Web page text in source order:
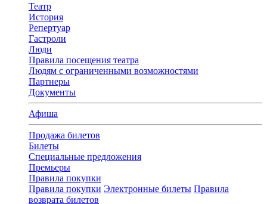
Театр
История
Репертуар
Гастроли
Люди
Правила посещения театра
Людям с ограниченными возможностями
Партнеры
Документы
Афиша
Продажа билетов
Билеты
Специальные предложения
Премьеры
Правила покупки
Правила покупки Электронные билеты Правила
возврата билетов